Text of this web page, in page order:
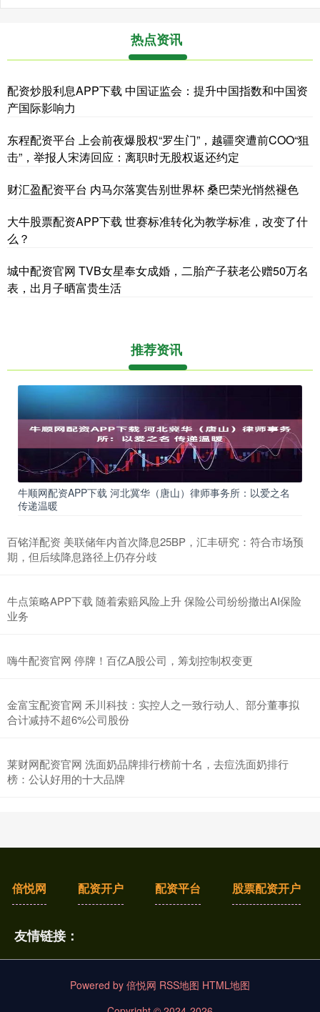
热点资讯
配资炒股利息APP下载 中国证监会：提升中国指数和中国资
产国际影响力
东程配资平台 上会前夜爆股权“罗生门”，越疆突遭前COO“狙
击”，举报人宋涛回应：离职时无股权返还约定
财汇盈配资平台 内马尔落寞告别世界杯 桑巴荣光悄然褪色
大牛股票配资APP下载 世赛标准转化为教学标准，改变了什
么？
城中配资官网 TVB女星奉女成婚，二胎产子获老公赠50万名
表，出月子晒富贵生活
推荐资讯
牛顺网配资APP下载 河北冀华（唐山）律师事务所：以爱之名
传递温暖
百铭洋配资 美联储年内首次降息25BP，汇丰研究：符合市场预
期，但后续降息路径上仍存分歧
牛点策略APP下载 随着索赔风险上升 保险公司纷纷撤出AI保险
业务
嗨牛配资官网 停牌！百亿A股公司，筹划控制权变更
金富宝配资官网 禾川科技：实控人之一致行动人、部分董事拟
合计减持不超6%公司股份
莱财网配资官网 洗面奶品牌排行榜前十名，去痘洗面奶排行
榜：公认好用的十大品牌
倍悦网 配资开户 配资平台 股票配资开户
友情链接：
Powered by 倍悦网 RSS地图 HTML地图